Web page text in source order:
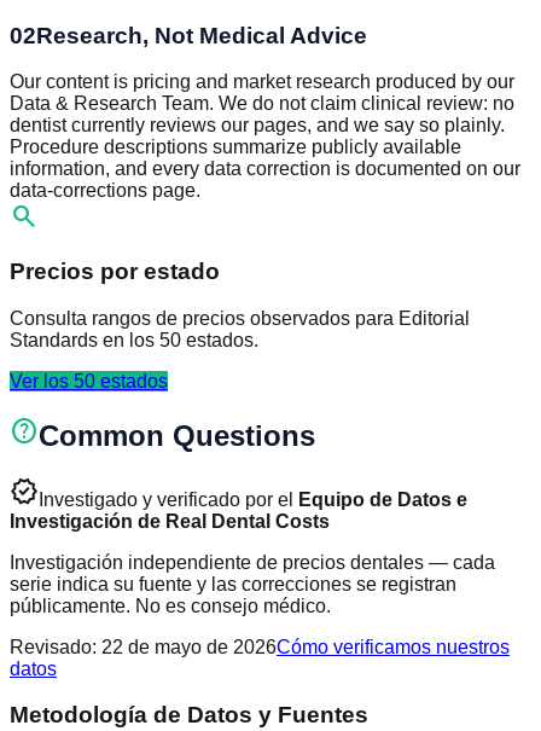
02Research, Not Medical Advice
Our content is pricing and market research produced by our
Data & Research Team. We do not claim clinical review: no
dentist currently reviews our pages, and we say so plainly.
Procedure descriptions summarize publicly available
information, and every data correction is documented on our
data-corrections page.
search
Precios por estado
Consulta rangos de precios observados para Editorial
Standards en los 50 estados.
Ver los 50 estados
helpCommon Questions
verified Investigado y verificado por el
Equipo de Datos e
Investigación de Real Dental Costs
Investigación independiente de precios dentales — cada
serie indica su fuente y las correcciones se registran
públicamente. No es consejo médico.
Revisado: 22 de mayo de 2026Cómo verificamos nuestros
datos
Metodología de Datos y Fuentes